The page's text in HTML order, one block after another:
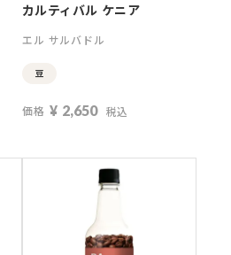
カルティバル ケニア
エル サルバドル
豆
価格 ¥ 2,650 税込